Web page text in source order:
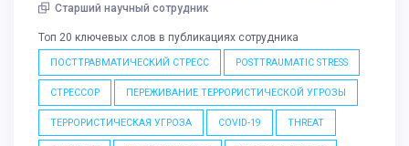
Старший научный сотрудник
Топ 20 ключевых слов в публикациях сотрудника
ПОСТТРАВМАТИЧЕСКИЙ СТРЕСС POSTTRAUMATIC STRESS
СТРЕССОР ПЕРЕЖИВАНИЕ ТЕРРОРИСТИЧЕСКОЙ УГРОЗЫ
ТЕРРОРИСТИЧЕСКАЯ УГРОЗА COVID-19 THREAT